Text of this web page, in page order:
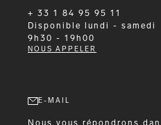
+ 33 1 84 95 95 11
Disponible
lundi - samedi
9h30 - 19h00
NOUS APPELER
E-MAIL
Nous vous répondrons